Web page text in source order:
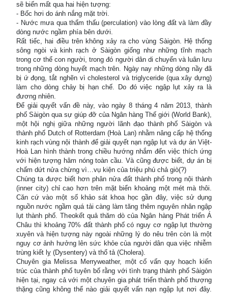
sẽ biến mất qua hai hiện tượng:
- Bốc hơi do ánh nắng mặt trời.
- Nước mưa qua thẩm thấu (perculation) vào lòng đất và làm đầy
dòng nước ngầm phía bên dưới.
Rất tiếc, hai điều trên không xảy ra cho vùng Sàigòn. Hệ thống
sông ngòi và kinh rạch ở Sàigòn giống như những tĩnh mạch
trong cơ thể con người, trong đó người dân di chuyển và luân lưu
trong những dòng huyết mạch trên. Ngày nay những dòng nầy đã
bị ứ đọng, tắt nghẽn vì cholesterol và triglyceride (qua xây dựng)
làm cho dòng chảy bị hạn chế. Do đó việc ngập lụt xảy ra là
đương nhiên.
Để giải quyết vấn đề này, vào ngày 8 tháng 4 năm 2013, thành
phố Sàigòn qua sự giúp đỡ của Ngân hàng Thế giới (World Bank),
một hội nghị giữa những người lãnh đạo thành phố Sàigòn và
thành phố Dutch of Rotterdam (Hoà Lan) nhằm nâng cấp hệ thống
kinh rạch vùng nội thành để giải quyết nạn ngập lụt và dự án Việt-
Hoà Lan hình thành trong chiều hướng nhắm đến việc thích ứng
với hiện tượng hâm nóng toàn cầu. Và cũng được biết, dự án bị
chấm dứt nửa chừng vì…vụ kiện của triệu phú chả giò(?)
Chúng ta được biết hơn phân nửa đất thành phố trong nội thành
(inner city) chỉ cao hơn trên mặt biển khoảng một mét mà thôi.
Căn cứ vào một số khảo sát khoa học gần đây, việc sử dụng
nguồn nước ngầm quá tải càng làm tăng thêm nguyên nhân ngập
lụt thành phố. Theokết quả thăm dò của Ngân hàng Phát triển Á
Châu thì khoảng 70% đất thành phố có nguy cơ ngập lụt thường
xuyên và hiện tượng này ngoài những lý do nêu trên còn là một
nguy cơ ảnh hưởng lên sức khỏe của người dân qua việc nhiễm
trùng kiết lỵ (Dysentery) và thổ tả (Cholera).
Chuyên gia Melissa Merryweather, một cố vấn quy hoạch kiến
trúc của thành phố tuyên bố rằng với tình trạng thành phố Sàigòn
hiện tại, ngay cả với một chuyên gia phát triển thành phố thượng
thặng cũng không thể nào giải quyết vấn nạn ngập lụt nơi đây.